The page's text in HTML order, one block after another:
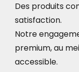
Des produits
satisfaction.
Notre
premium, au
accessible.